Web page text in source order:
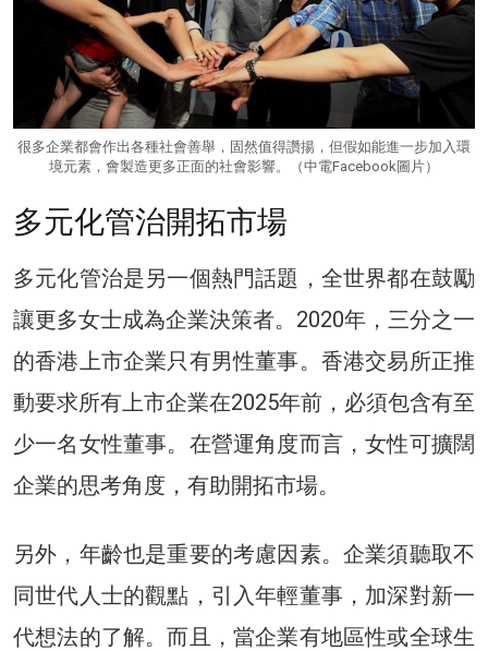
很多企業都會作出各種社會善舉，固然值得讚揚，但假如能進一步加入環
境元素，會製造更多正面的社會影響。（中電Facebook圖片）
多元化管治開拓市場
多元化管治是另一個熱門話題，全世界都在鼓勵
讓更多女士成為企業決策者。2020年，三分之一
的香港上市企業只有男性董事。香港交易所正推
動要求所有上市企業在2025年前，必須包含有至
少一名女性董事。在營運角度而言，女性可擴闊
企業的思考角度，有助開拓市場。
另外，年齡也是重要的考慮因素。企業須聽取不
同世代人士的觀點，引入年輕董事，加深對新一
代想法的了解。而且，當企業有地區性或全球生